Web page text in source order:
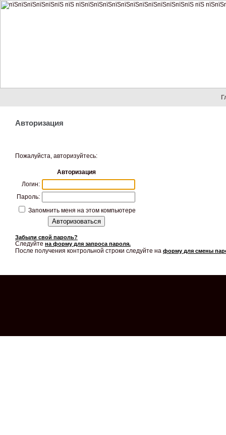
Авторизация
Пожалуйста, авторизуйтесь:
Авторизация
Логин:
Пароль:
Запомнить меня на этом компьютере
Забыли свой пароль?
Следуйте на форму для запроса пароля.
После получения контрольной строки следуйте на форму для смены